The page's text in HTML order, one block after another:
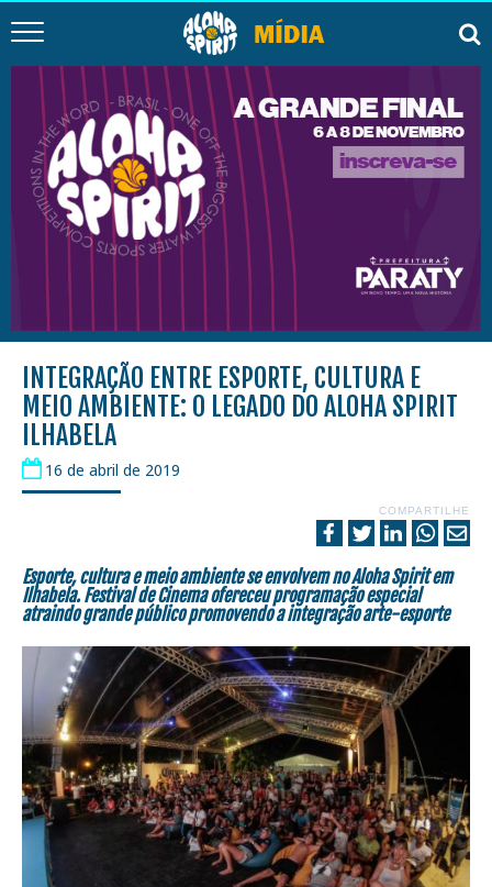
INTEGRAÇÃO ENTRE ESPORTE, CULTURA E
MEIO AMBIENTE: O LEGADO DO ALOHA SPIRIT
ILHABELA
16 de abril de 2019
COMPARTILHE
Esporte, cultura e meio ambiente se envolvem no Aloha Spirit em
Ilhabela. Festival de Cinema ofereceu programação especial
atraindo grande público promovendo a integração arte-esporte